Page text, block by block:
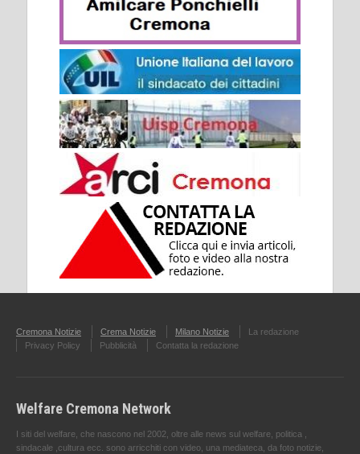
Cremona Notizie Crema Notizie Milano Notizie
La redazione
Privacy Policy
Pubblicità Contatta la redazione
Welfare Cremona Network
I siti del welfare, che nascono nel 2002, oltre alle news sul welfare, politica ,
sindacale ,cultura ecc. sono arricchiti con video, una mediateca, da foto notizie,